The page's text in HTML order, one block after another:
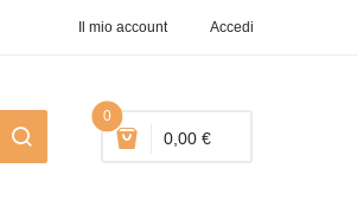
Il mio account Accedi
0
0,00 €